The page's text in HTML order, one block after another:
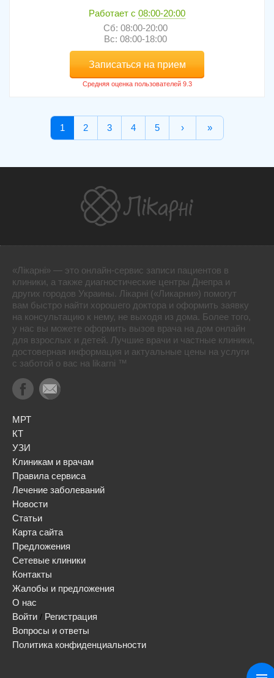
Работает с 08:00-20:00
Сб: 08:00-20:00
Вс: 08:00-18:00
Записаться на прием
1 2 3 4 5 › »
«Лікарні» — это онлайн-сервис записи пациентов в
клиники, а также диагностические центры Днепра и
других городов Украины. Лікарні («Ликарни») помогут
вам быстро найти хорошего доктора и оформить заявку
на консультацию к нему, не выходя из дома. Более того,
у нас вы можете оформить вызов врача на дом онлайн
для взрослых и детей. Лучшие врачи и частные клиники,
достоверная информация и актуальные цены на услуги
с заботой о вас на likarni ™
МРТ
КТ
УЗИ
Клиникам и врачам
Правила сервиса
Лечение заболеваний
Новости
Статьи
Карта сайта
Предложения
Сетевые клиники
Контакты
Жалобы и предложения
О нас
Войти / Регистрация
Вопросы и ответы
Политика конфиденциальности